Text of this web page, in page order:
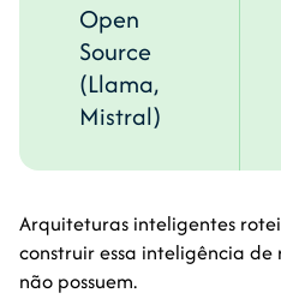
Open
Source
(Llama,
Mistral)
Arquiteturas inteligentes
construir essa inteligência
não possuem.